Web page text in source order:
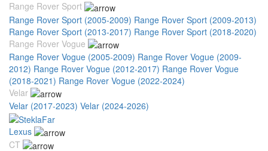
Range Rover Sport
Range Rover Sport (2005-2009) Range Rover Sport (2009-2013)
Range Rover Sport (2013-2017) Range Rover Sport (2018-2020)
Range Rover Vogue
Range Rover Vogue (2005-2009) Range Rover Vogue (2009-
2012) Range Rover Vogue (2012-2017) Range Rover Vogue
(2018-2021) Range Rover Vogue (2022-2024)
Velar
Velar (2017-2023) Velar (2024-2026)
Lexus
CT